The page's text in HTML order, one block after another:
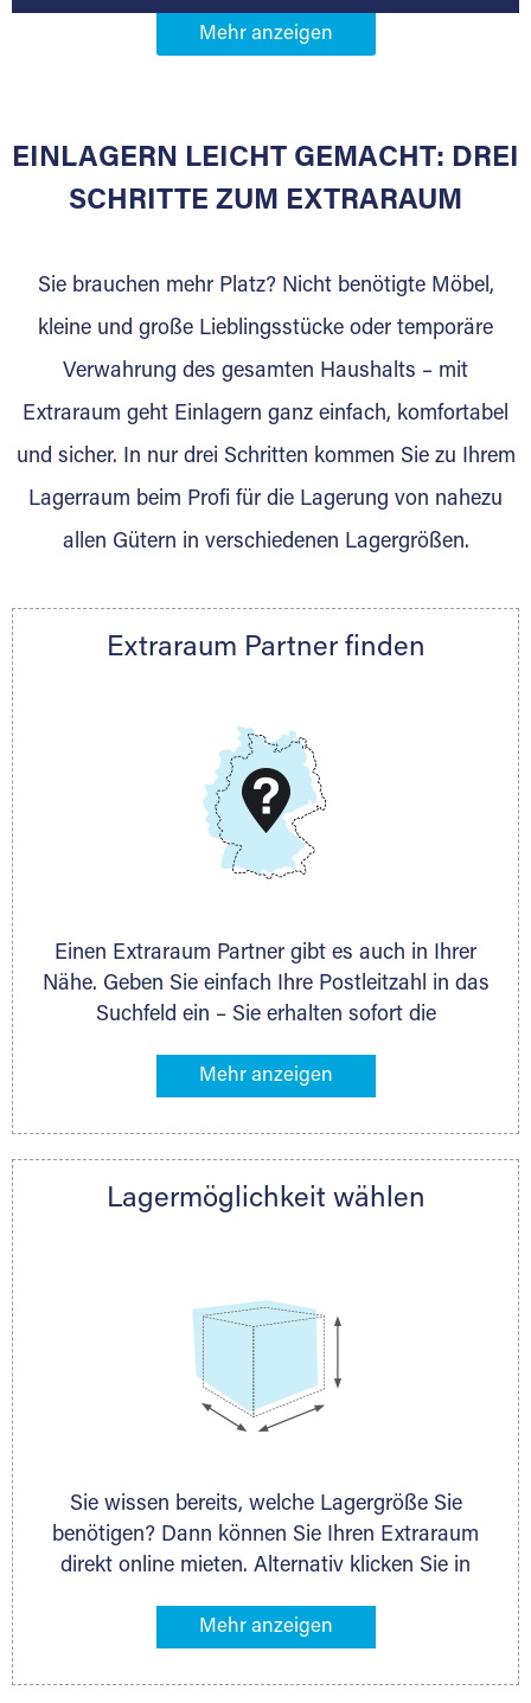
Werden Sie Extraraum Partner in
Sie bieten Kunden Lagerraum zur Miete, der
für die Einlagerung von Umzugsgut gebaut
Lagerkunden und Vermietungen.
Ihre Vorteile als Extraraum Partner:
Marktgerechte Preise
Digitale Buchungsplattform
Gewinnung von Neukunden
Nachricht.
Telefon:+49 6145 5442 - 404
DMG Aktiengesellschaft
www.dmg-ag.com
EINLAGERN LEICHT GEMACHT: DREI
SCHRITTE ZUM EXTRARAUM
Sie brauchen mehr Platz? Nicht benötigte Möbel,
kleine und große Lieblingsstücke oder temporäre
Verwahrung des gesamten Haushalts – mit
Extraraum geht Einlagern ganz einfach, komfortabel
und sicher. In nur drei Schritten kommen Sie zu Ihrem
Lagerraum beim Profi für die Lagerung von nahezu
allen Gütern in verschiedenen Lagergrößen.
Extraraum Partner finden
Einen Extraraum Partner gibt es auch in Ihrer
Nähe. Geben Sie einfach Ihre Postleitzahl in das
Suchfeld ein – Sie erhalten sofort die
Lagermöglichkeiten in Ihrer Nähe. An zahlreichen
direkt online mieten. Gibt es Extraraum noch
nächstgelegenen Partner und besprechen alles
Lagermöglichkeit wählen
Sie wissen bereits, welche Lagergröße Sie
benötigen? Dann können Sie Ihren Extraraum
direkt online mieten. Alternativ klicken Sie in
Gegenstände an, die Sie einlagern möchten –
ermittelt. Natürlich steht Ihnen Ihr Extraraum